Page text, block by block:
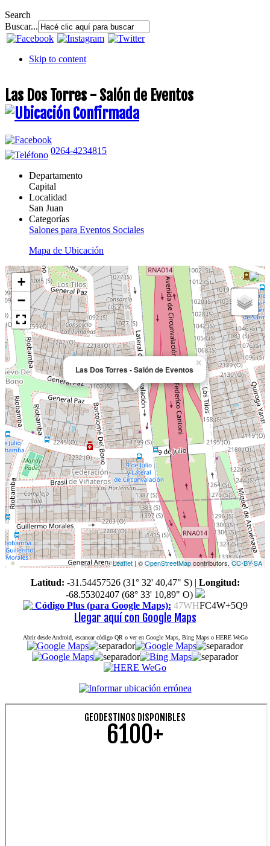
Search
Buscar...
Skip to content
Las Dos Torres - Salón de Eventos
0264-4234815
Departamento
Capital
Localidad
San Juan
Categorías
Salones para Eventos Sociales
Mapa de Ubicación
Las Dos Torres - Salón de Eventos
×
+
−
Leaflet | ©OpenStreetMapcontributors,CC-BY-SA
Latitud: -31.54457526 (31° 32' 40,47" S)| Longitud:
-68.55302407 (68° 33' 10,89" O)
Código Plus (para Google Maps): 47WHFC4W+5Q9
Llegar aquí con Google Maps
Abrir desde Android, escanear código QR o ver en Google Maps, Bing Maps o HERE WeGo
GEODESTINOS DISPONIBLES
6100+